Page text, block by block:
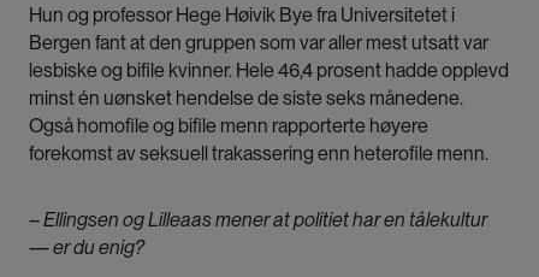
Hun og professor Hege Høivik Bye fra Universitetet i
Bergen fant at den gruppen som var aller mest utsatt var
lesbiske og bifile kvinner. Hele 46,4 prosent hadde opplevd
minst én uønsket hendelse de siste seks månedene.
Også homofile og bifile menn rapporterte høyere
forekomst av seksuell trakassering enn heterofile menn.
– Ellingsen og Lilleaas mener at politiet har en tålekultur
— er du enig?